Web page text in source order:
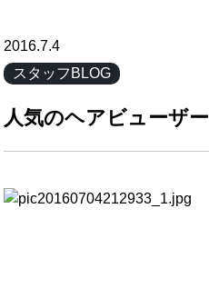
2016.7.4
スタッフBLOG
人気のヘアビューザー